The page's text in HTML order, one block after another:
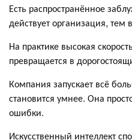
Есть распространённое
действует организация,
На практике высокая
превращается в
Компания запускает всё
становится умнее. Она
ошибки.
Искусственный интеллект